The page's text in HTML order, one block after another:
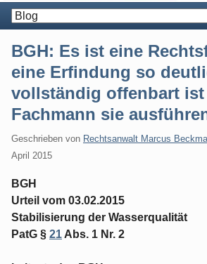
BGH: Es ist eine
eine Erfindung so
vollständig offenbart ist
Fachmann sie
Geschrieben von Rechtsanwalt Marcus
April 2015
BGH
Urteil vom 03.02.2015
Stabilisierung der Wasserqualität
PatG § 21 Abs. 1 Nr. 2